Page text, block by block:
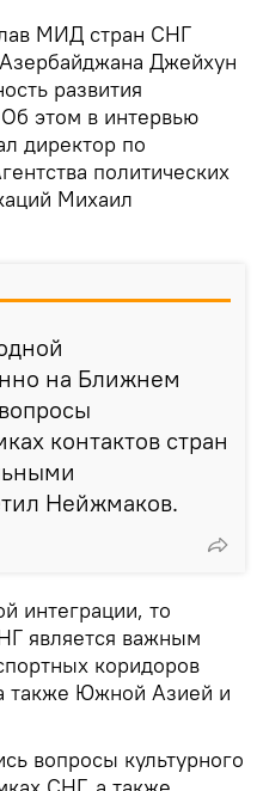
МИД стран СНГ
Джейхун
развития
этом в интервью
директор по
политических
Михаил
на Ближнем
контактов стран
Нейжмаков.
интеграции, то
является важным
коридоров
также Южной Азией и
вопросы культурного